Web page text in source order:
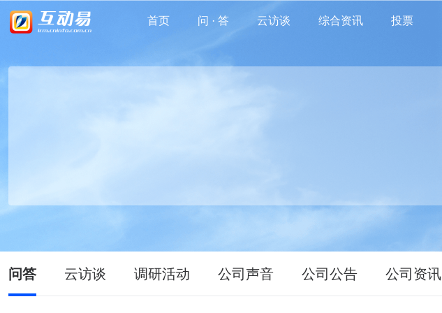
首页 问 · 答 云访谈 综合资讯 投票
问答 云访谈 调研活动 公司声音 公司公告 公司资讯